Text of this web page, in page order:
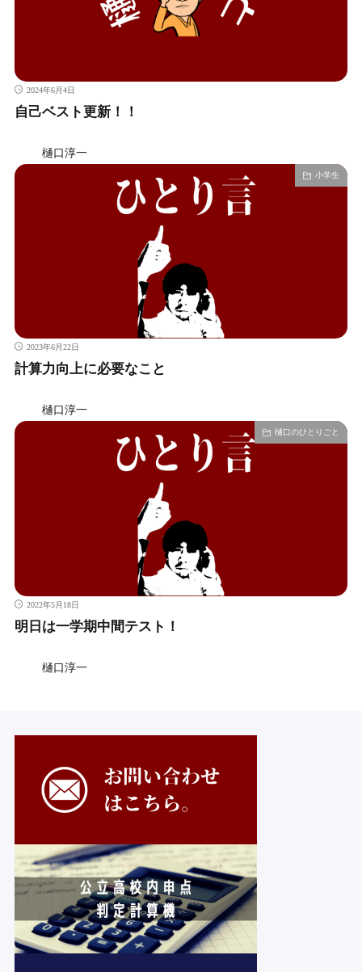
2024年6月4日
自己ベスト更新！！
樋口淳一
小学生
2023年6月22日
計算力向上に必要なこと
樋口淳一
樋口のひとりごと
2022年5月18日
明日は一学期中間テスト！
樋口淳一